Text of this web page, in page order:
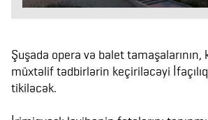
Şuşada opera və balet
müxtəlif tədbirlərin keçiriləcəyi
tikiləcək.